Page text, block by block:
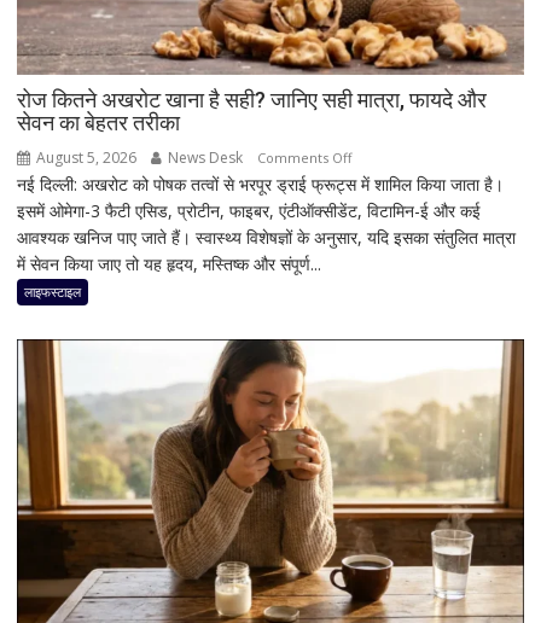
बढ़ोतरी
की
वजह
और
रोज कितने अखरोट खाना है सही? जानिए सही मात्रा, फायदे और
सेवन का बेहतर तरीका
August 5, 2026 News Desk Comments Offon
रोज
कितने
अखरोट
जानिए
फायदे
और
सेवन
का
बेहतर
तरीका
नई दिल्ली: अखरोट को पोषक तत्वों से भरपूर ड्राई फ्रूट्स में शामिल किया जाता है।
इसमें ओमेगा-3 फैटी एसिड, प्रोटीन, फाइबर, एंटीऑक्सीडेंट, विटामिन-ई और कई
आवश्यक खनिज पाए जाते हैं। स्वास्थ्य विशेषज्ञों के अनुसार, यदि इसका संतुलित मात्रा
में सेवन किया जाए तो यह हृदय, मस्तिष्क और संपूर्ण...
लाइफस्टाइल